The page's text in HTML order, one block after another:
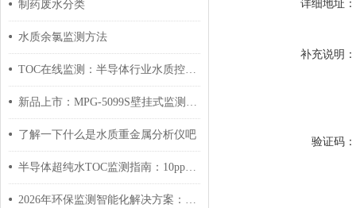
制药废水分类
水质余氯监测方法
TOC在线监测：半导体行业水质控制的关键
新品上市：MPG-5099S壁挂式监测仪，重新定义水质监测效率
了解一下什么是水质重金属分析仪吧
半导体超纯水TOC监测指南：10ppb的极限挑战如何应对？
2026年环保监测智能化解决方案：构建智慧环保新生态
详细地址：
补充说明：
验证码：